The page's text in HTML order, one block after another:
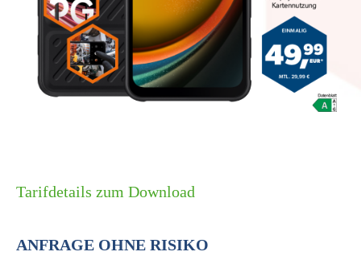
Tarifdetails zum Download
ANFRAGE OHNE RISIKO